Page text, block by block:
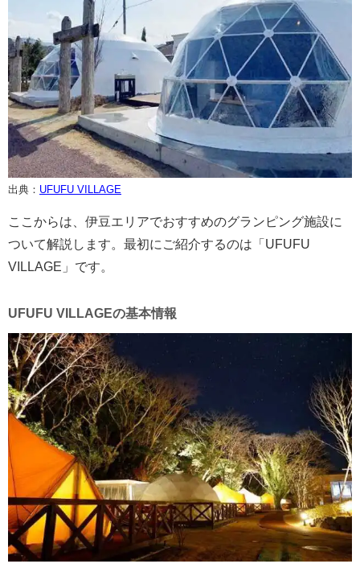
出典： UFUFU VILLAGE
ここからは、伊豆エリアでおすすめのグランピング施設に
ついて解説します。最初にご紹介するのは「UFUFU
VILLAGE」です。
UFUFU VILLAGEの基本情報